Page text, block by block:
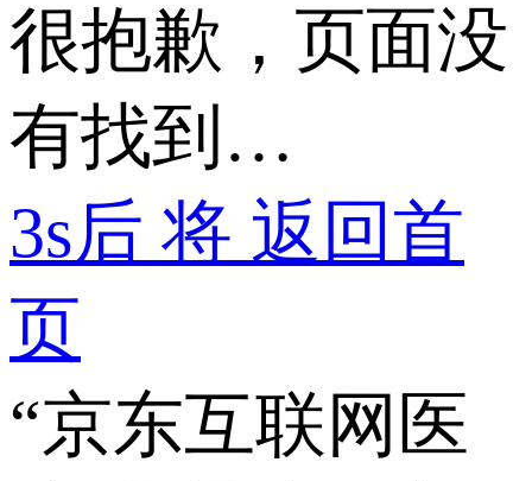
很抱歉，页面没
有找到…
3s后 将 返回首
页
“京东互联网医